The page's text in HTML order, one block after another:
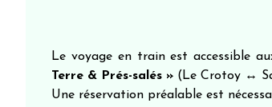
Le voyage en train est accessible
Terre & Prés-salés » (Le Crotoy ↔
Une réservation préalable est